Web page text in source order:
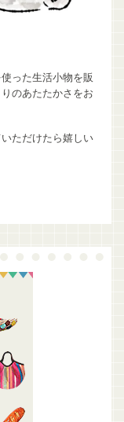
った生活小物を販
のあたたかさをお
ただけたら嬉しい